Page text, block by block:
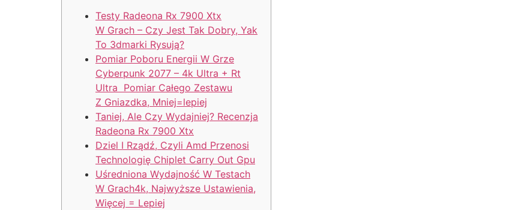
Testy Radeona Rx 7900 Xtx
W Grach – Czy Jest Tak Dobry, Yak
To 3dmarki Rysują?
Pomiar Poboru Energii W Grze
Cyberpunk 2077 – 4k Ultra + Rt
Ultra Pomiar Całego Zestawu
Z Gniazdka, Mniej=lepiej
Taniej, Ale Czy Wydajniej? Recenzja
Radeona Rx 7900 Xtx
Dziel I Rządź, Czyli Amd Przenosi
Technologię Chiplet Carry Out Gpu
Uśredniona Wydajność W Testach
W Grach4k, Najwyższe Ustawienia,
Więcej = Lepiej